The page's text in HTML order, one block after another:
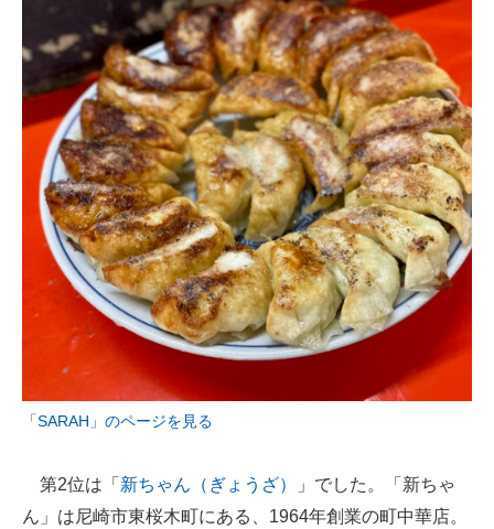
「SARAH」のページを見る
第2位は「 新ちゃん（ぎょうざ）
」でした。「新ちゃ
ん」は尼崎市東桜木町にある、1964年創業の町中華店。